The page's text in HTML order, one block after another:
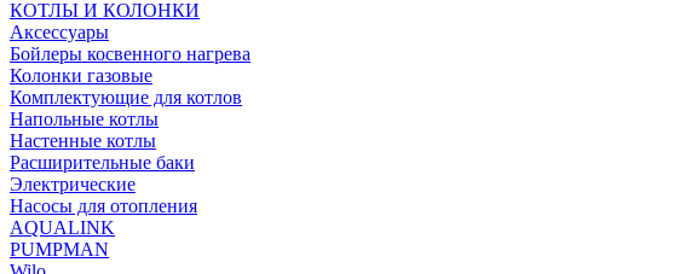
КОТЛЫ И КОЛОНКИ
Аксессуары
Бойлеры косвенного нагрева
Колонки газовые
Комплектующие для котлов
Напольные котлы
Настенные котлы
Расширительные баки
Электрические
Насосы для отопления
AQUALINK
PUMPMAN